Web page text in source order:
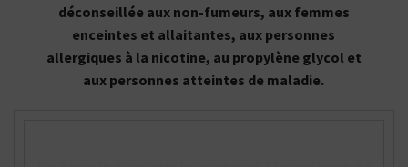
déconseillée aux non-fumeurs, aux femmes
enceintes et allaitantes, aux personnes
allergiques à la nicotine, au propylène glycol et
aux personnes atteintes de maladie.